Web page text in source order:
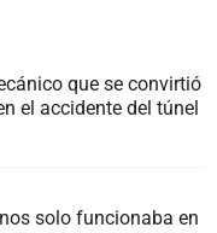
que se convirtió
el accidente del túnel
solo funcionaba en